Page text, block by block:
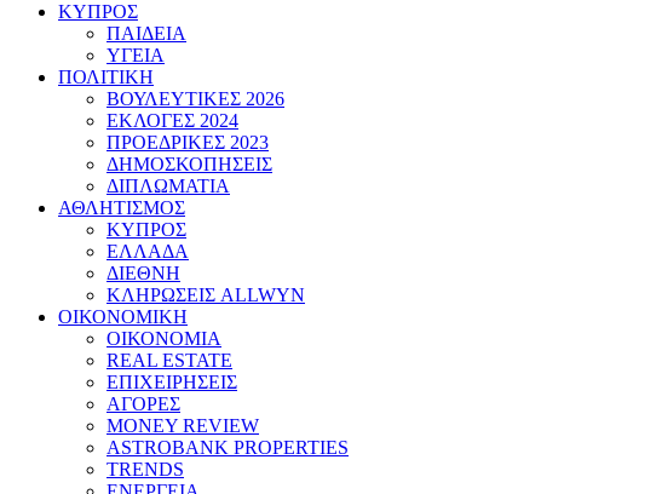
ΚΥΠΡΟΣ
ΠΑΙΔΕΙΑ
ΥΓΕΙΑ
ΠΟΛΙΤΙΚΗ
ΒΟΥΛΕΥΤΙΚΕΣ 2026
ΕΚΛΟΓΕΣ 2024
ΠΡΟΕΔΡΙΚΕΣ 2023
ΔΗΜΟΣΚΟΠΗΣΕΙΣ
ΔΙΠΛΩΜΑΤΙΑ
ΑΘΛΗΤΙΣΜΟΣ
ΚΥΠΡΟΣ
ΕΛΛΑΔΑ
ΔΙΕΘΝΗ
ΚΛΗΡΩΣΕΙΣ ALLWYN
ΟΙΚΟΝΟΜΙΚΗ
ΟΙΚΟΝΟΜΙΑ
REAL ESTATE
ΕΠΙΧΕΙΡΗΣΕΙΣ
ΑΓΟΡΕΣ
MONEY REVIEW
ASTROBANK PROPERTIES
TRENDS